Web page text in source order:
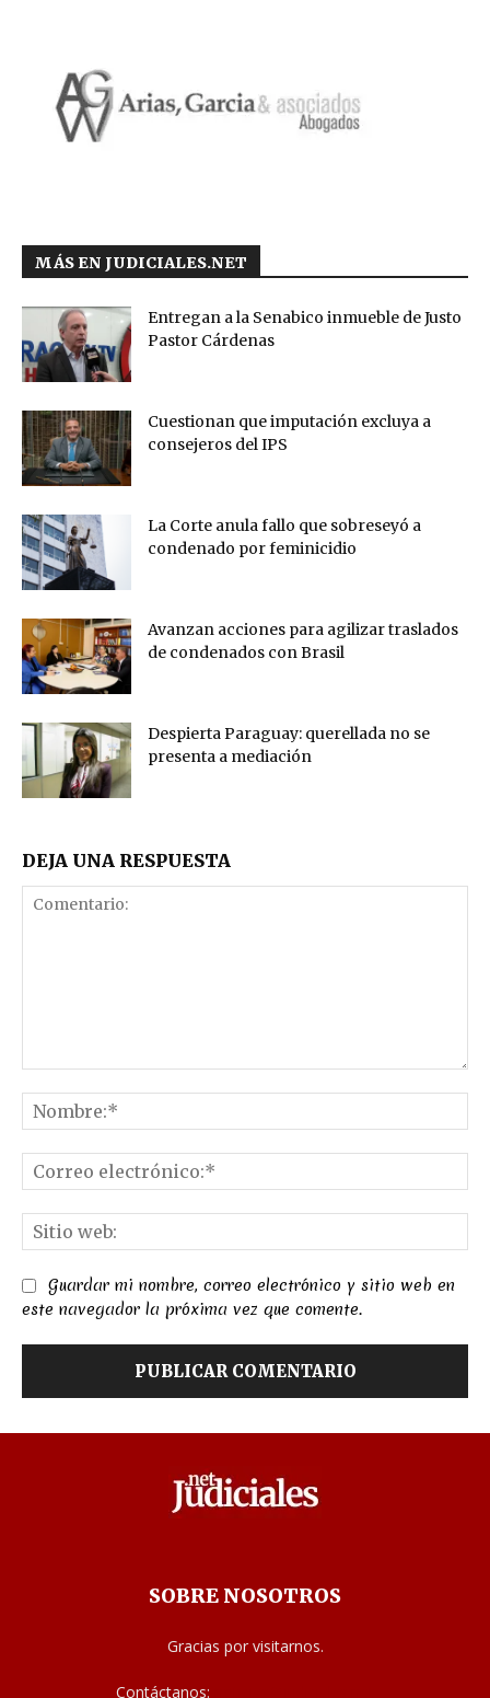
MÁS EN JUDICIALES.NET
Entregan a la Senabico inmueble de Justo
Pastor Cárdenas
Cuestionan que imputación excluya a
consejeros del IPS
La Corte anula fallo que sobreseyó a
condenado por feminicidio
Avanzan acciones para agilizar traslados
de condenados con Brasil
Despierta Paraguay: querellada no se
presenta a mediación
DEJA UNA RESPUESTA
Guardar mi nombre, correo electrónico y sitio web en
este navegador la próxima vez que comente.
SOBRE NOSOTROS
Gracias por visitarnos.
Contáctanos: